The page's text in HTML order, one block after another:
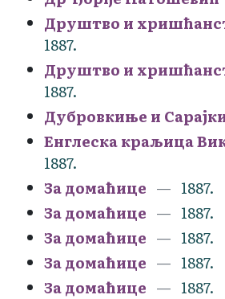
Друштво и
1887.
Друштво и
1887.
Дубровкиње и
Енглеска краљица
1887.
За домаћице
1887.
За домаћице
1887.
За домаћице
1887.
За домаћице
1887.
За домаћице
1887.